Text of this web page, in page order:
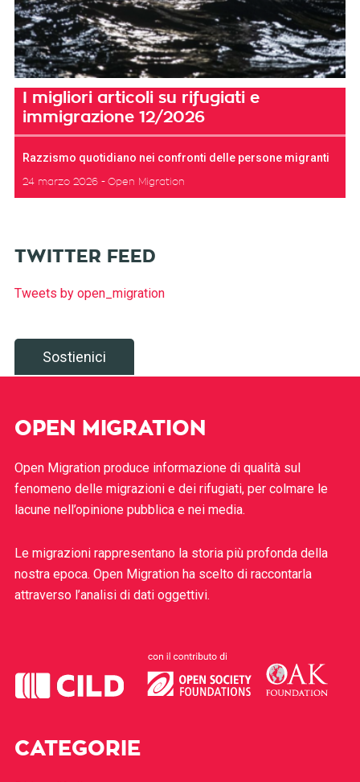
I migliori articoli su rifugiati e
immigrazione 12/2026
Razzismo quotidiano nei confronti delle persone migranti
24 marzo 2026 Open Migration
TWITTER FEED
Tweets by open_migration
Sostienici
OPEN MIGRATION
Open Migration produce informazione di qualità sul
fenomeno delle migrazioni e dei rifugiati, per colmare le
lacune nell’opinione pubblica e nei media.
Le migrazioni rappresentano la storia più profonda della
nostra epoca. Open Migration ha scelto di raccontarla
attraverso l’analisi di dati oggettivi.
CATEGORIE